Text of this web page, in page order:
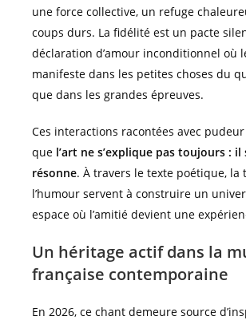
une force collective, un refuge
coups durs. La fidélité est un pacte
déclaration d’amour inconditionnel où
manifeste dans les petites choses du
que dans les grandes épreuves.
Ces interactions racontées avec
que l’art ne s’explique pas toujours : il
résonne. À travers le texte poétique, la
l’humour servent à construire un
espace où l’amitié devient une
Un héritage actif dans la
française contemporaine
En 2026, ce chant demeure source